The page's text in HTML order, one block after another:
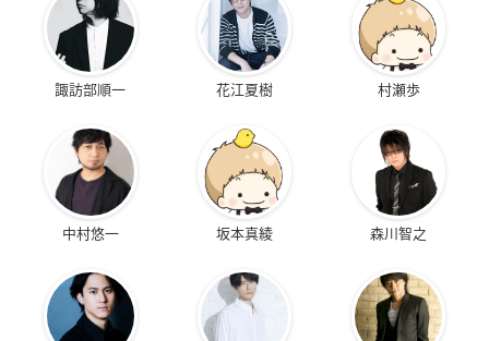
諏訪部順一 花江夏樹 村瀬歩
中村悠一 坂本真綾 森川智之